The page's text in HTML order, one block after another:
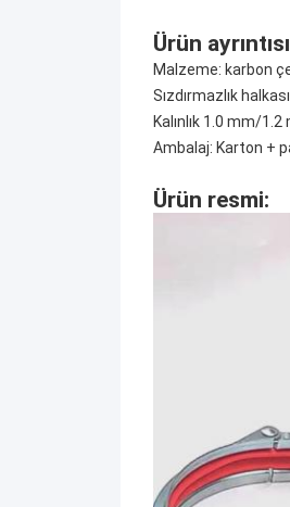
Ürün
Malzeme: karbon
Sızdırmazlık
Kalınlık 1.0 mm/
Ambalaj: Karton +
Ürün resmi: